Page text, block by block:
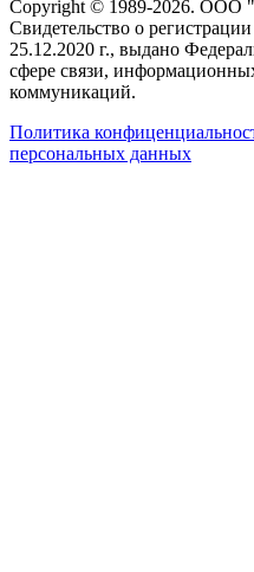
Copyright © 1989-2026. ООО
Свидетельство о
25.12.2020 г., выдано
сфере связи,
коммуникаций.
Политика
персональных данных